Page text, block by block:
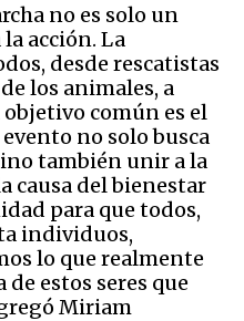
no es solo un
acción. La
desde rescatistas
los animales, a
común es el
no solo busca
también unir a la
causa del bienestar
para que todos,
individuos,
lo que realmente
estos seres que
Miriam